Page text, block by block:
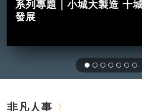
系列專題｜小城大製造 十
發展
非凡人事